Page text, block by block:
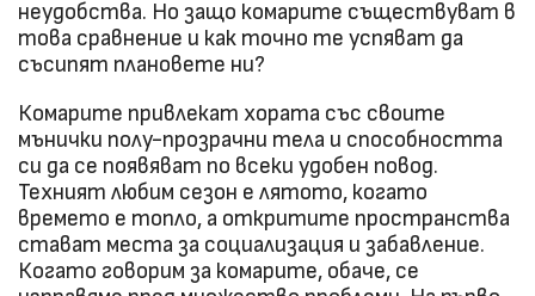
неудобства. Но защо комарите съществуват в
това сравнение и как точно те успяват да
съсипят плановете ни?
Комарите привлекат хората със своите
мънички полу-прозрачни тела и способността
си да се появяват по всеки удобен повод.
Техният любим сезон е лятото, когато
времето е топло, а откритите пространства
стават места за социализация и забавление.
Когато говорим за комарите, обаче, се